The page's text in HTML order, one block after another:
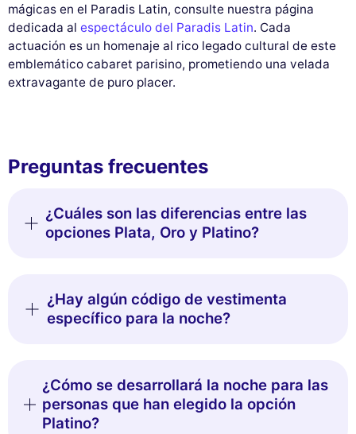
mágicas en el Paradis Latin, consulte nuestra página
dedicada al espectáculo del Paradis Latin. Cada
actuación es un homenaje al rico legado cultural de este
emblemático cabaret parisino, prometiendo una velada
extravagante de puro placer.
Preguntas frecuentes
¿Cuáles son las diferencias entre las
opciones Plata, Oro y Platino?
¿Hay algún código de vestimenta
específico para la noche?
¿Cómo se desarrollará la noche para las
personas que han elegido la opción
Platino?